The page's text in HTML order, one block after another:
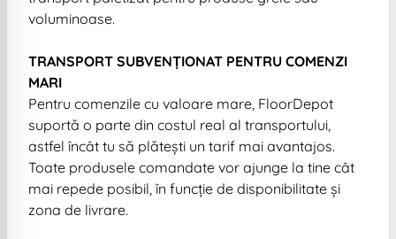
voluminoase.
TRANSPORT SUBVENȚIONAT PENTRU COMENZI
MARI
Pentru comenzile cu valoare mare, FloorDepot
suportă o parte din costul real al transportului,
astfel încât tu să plătești un tarif mai avantajos.
Toate produsele comandate vor ajunge la tine cât
mai repede posibil, în funcție de disponibilitate și
zona de livrare.